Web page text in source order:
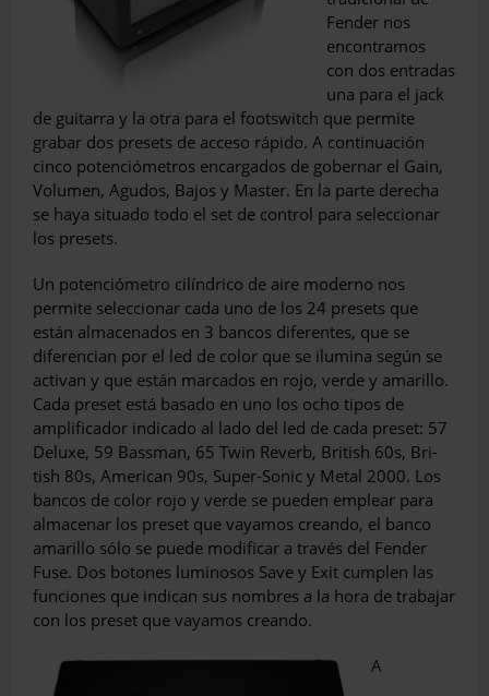
Fender nos
encon­tramos
con dos entradas
una para el jack
de guitarra y la otra para el footswitch que per­mite
grabar dos presets de acceso rápido. A continuación
cinco potenciómetros encarga­dos de gobernar el Gain,
Volumen, Agudos, Bajos y Master. En la parte derecha
se haya situado todo el set de control para seleccio­nar
los presets.
Un potenciómetro cilíndrico de aire mo­derno nos
permite seleccionar cada uno de los 24 presets que
están almacenados en 3 bancos diferentes, que se
diferencian por el led de color que se ilumina según se
acti­van y que están marcados en rojo, verde y amarillo.
Cada preset está basado en uno los ocho tipos de
amplificador indicado al lado del led de cada preset: 57
Deluxe, 59 Bassman, 65 Twin Reverb, British 60s, Bri­
tish 80s, American 90s, Super-Sonic y Metal 2000. Los
bancos de color rojo y verde se pueden emplear para
almacenar los pre­set que vayamos creando, el banco
ama­rillo sólo se puede modificar a través del Fender
Fuse. Dos botones lumino­sos Save y Exit cumplen las
funciones que indican sus nombres a la hora de trabajar
con los preset que vayamos creando.
A